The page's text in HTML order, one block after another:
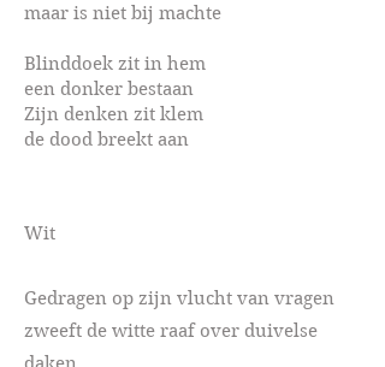
maar is niet bij machte
Blinddoek zit in hem
een donker bestaan
Zijn denken zit klem
de dood breekt aan
Wit
Gedragen op zijn vlucht van vragen
zweeft de witte raaf over duivelse